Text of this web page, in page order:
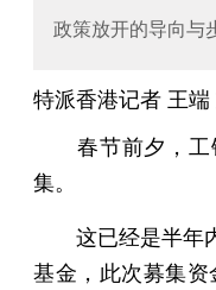
政策放开的导向与
特派香港记者 王端
春节前夕，工
集。
这已经是半年内
基金，此次募集